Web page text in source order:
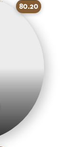
80.20